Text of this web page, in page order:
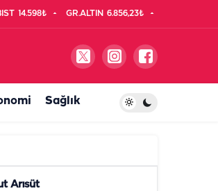
14.598₺ GR.ALTIN 6.856,23₺
Sağlık
Arısüt